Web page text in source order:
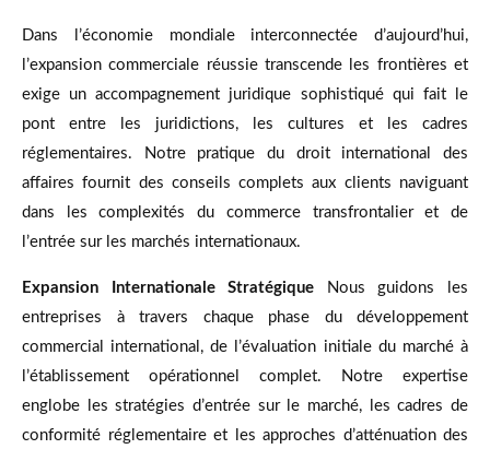
Dans l’économie mondiale interconnectée d’aujourd’hui,
l’expansion commerciale réussie transcende les frontières et
exige un accompagnement juridique sophistiqué qui fait le
pont entre les juridictions, les cultures et les cadres
réglementaires. Notre pratique du droit international des
affaires fournit des conseils complets aux clients naviguant
dans les complexités du commerce transfrontalier et de
l’entrée sur les marchés internationaux.
Expansion Internationale Stratégique Nous guidons les
entreprises à travers chaque phase du développement
commercial international, de l’évaluation initiale du marché à
l’établissement opérationnel complet. Notre expertise
englobe les stratégies d’entrée sur le marché, les cadres de
conformité réglementaire et les approches d’atténuation des